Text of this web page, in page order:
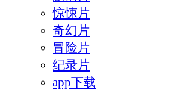
惊悚片
奇幻片
冒险片
纪录片
app下载